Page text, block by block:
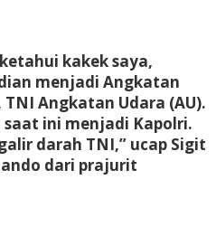
kakek saya,
menjadi Angkatan
Angkatan Udara (AU).
ini menjadi Kapolri.
darah TNI,” ucap Sigit
dari prajurit